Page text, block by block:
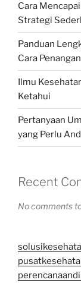
Cara
Strategi
Panduan
Cara
Ilmu
Ketahui
Pertanyaan
yang Perlu
Recent
No comments